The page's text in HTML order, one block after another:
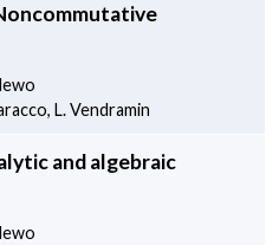
L. Vendramin
and algebraic